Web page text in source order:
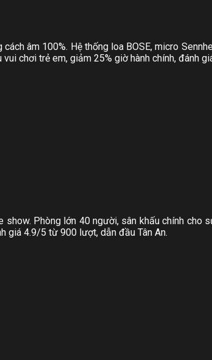
âm 100%. Hệ thống loa BOSE, micro
chơi trẻ em, giảm 25% giờ hành chính, đánh
Phòng lớn 40 người, sân khấu chính cho
giá 4.9/5 từ 900 lượt, dẫn đầu Tân An.